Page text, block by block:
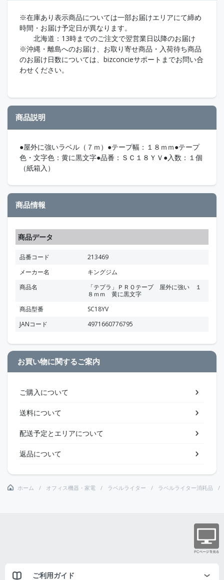
※在庫あり表示商品については一部お届けエリアにて締め
時間・お届け予定日が異なります。
北海道：13時までのご注文で翌営業日以降のお届け
※沖縄・離島へのお届け、お取り寄せ商品・入荷待ち商品
のお届け日数については、bizconcieサポートまでお問い合
わせください。
商品説明
●屋外に強いラベル（７ｍ）●テープ幅：１８ｍｍ●テープ
色・文字色：黄に黒文字●品番：ＳＣ１８ＹＶ●入数：１個
（紙箱入）
商品情報
商品データ
品番コード
213469
メーカー名
キングジム
商品名
「テプラ」ＰＲＯテープ 屋外に強い １
８ｍｍ 黄に黒文字
商品型番
SC18YV
JANコード
4971660776795
お買い物に関するご案内
ご購入について
送料について
配送予定とエリアについて
返品について
ホーム オフィス機器・家電 ラベルライター ラベルライター消耗品
ご利用ガイド